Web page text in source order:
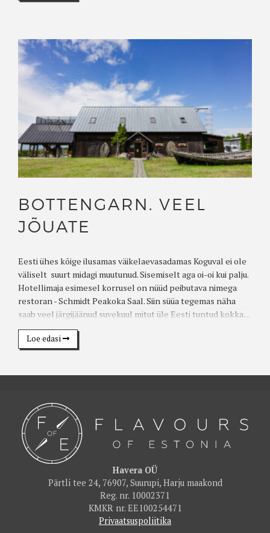
BOTTENGARN. VEEL
JÕUATE
Eesti ühes kõige ilusamas väikelaevasadamas Koguval ei ole
väliselt suurt midagi muutunud. Sisemiselt aga oi-oi kui palju.
Hotellimaja esimesel korrusel on nüüd peibutava nimega
restoran - Schmidt Peakoka Saal. Siin süüa tegemas näha
saab veel järgijäänud suvekuul mitut üle Eesti tuntud kokka....
Loe edasi
Havera OÜ
Pärtli tee 24, 76907, Suurupi, Harju maakond
Reg. nr. 10002371
KMKR nr. EE100254471
Privaatsuspoliitika